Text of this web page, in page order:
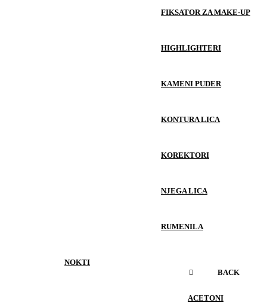
FIKSATOR ZA MAKE-UP
HIGHLIGHTERI
KAMENI PUDER
KONTURA LICA
KOREKTORI
NJEGA LICA
RUMENILA
NOKTI
BACK
ACETONI